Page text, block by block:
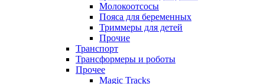
Молокоотсосы
Пояса для беременных
Триммеры для детей
Прочие
Транспорт
Трансформеры и роботы
Прочее
Magic Tracks